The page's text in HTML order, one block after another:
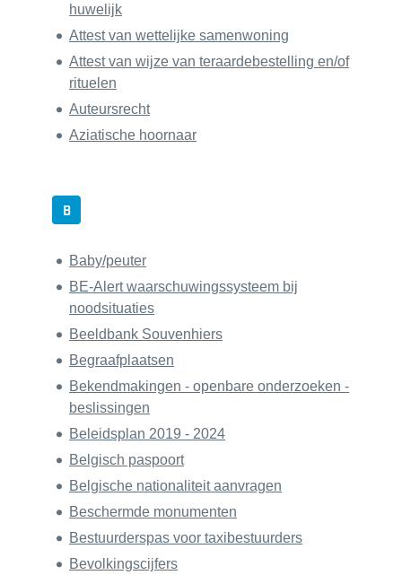
huwelijk
Attest van wettelijke samenwoning
Attest van wijze van teraardebestelling en/of
rituelen
Auteursrecht
Aziatische hoornaar
B
Baby/peuter
BE-Alert waarschuwingssysteem bij
noodsituaties
Beeldbank Souvenhiers
Begraafplaatsen
Bekendmakingen - openbare onderzoeken -
beslissingen
Beleidsplan 2019 - 2024
Belgisch paspoort
Belgische nationaliteit aanvragen
Beschermde monumenten
Bestuurderspas voor taxibestuurders
Bevolkingscijfers